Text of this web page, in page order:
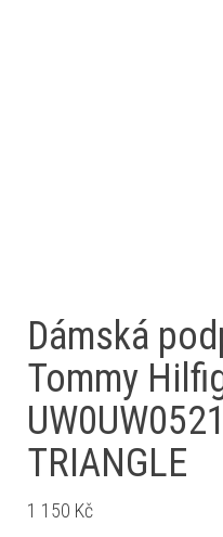
Dámská
Tommy
TRIANGLE
1 150 Kč